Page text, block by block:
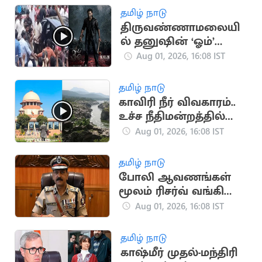
தமிழ் நாடு
திருவண்ணாமலையி
ல் தனுஷின் ‘ஓம்’
படப்பிடிப்பு: திரண்ட
Aug 01, 2026, 16:08 IST
தமிழ் நாடு
காவிரி நீர் விவகாரம்..
உச்ச நீதிமன்றத்தில்
திமுக அவசர மனு
Aug 01, 2026, 16:08 IST
தமிழ் நாடு
போலி ஆவணங்கள்
மூலம் ரிசர்வ் வங்கி
மோசடி: முக்கிய
Aug 01, 2026, 16:08 IST
தமிழ் நாடு
காஷ்மீர் முதல்-மந்திரி